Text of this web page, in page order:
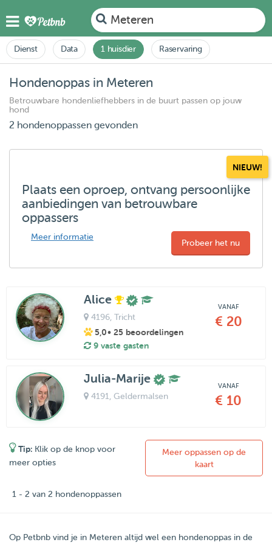
Meteren
Dienst Data 1 huisdier Raservaring
Hondenoppas in Meteren
Betrouwbare hondenliefhebbers in de buurt passen op jouw
hond
2 hondenoppassen gevonden
NIEUW!
Plaats een oproep, ontvang persoonlijke
aanbiedingen van betrouwbare
oppassers
Meer informatie
Probeer het nu
Alice
4196, Tricht
5,0• 25 beoordelingen
9 vaste gasten
VANAF
€ 20
Julia-Marije
4191 , Geldermalsen
VANAF
€ 10
Tip: Klik op de knop voor
meer opties
Meer oppassen op de
kaart
1 - 2 van 2 hondenoppassen
Op Petbnb vind je in Meteren altijd wel een hondenoppas in de